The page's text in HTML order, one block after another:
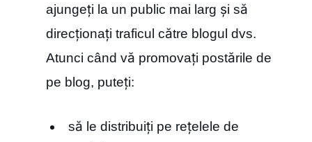
ajungeți la un public mai larg și să
direcționați traficul către blogul dvs.
Atunci când vă promovați postările de
pe blog, puteți:
să le distribuiți pe rețelele de